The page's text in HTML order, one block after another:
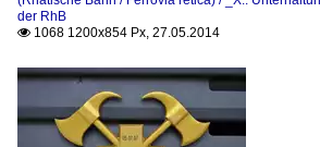
der RhB
 1068 1200x854 Px, 27.05.2014